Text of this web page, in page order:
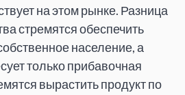
на этом рынке. Разница
стремятся обеспечить
население, а
только прибавочная
вырастить продукт по